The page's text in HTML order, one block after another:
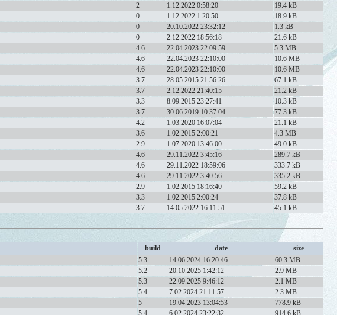
2 1.12.2022 0:58:20
19.4 kB
0 1.12.2022 1:20:50
18.9 kB
0 20.10.2022 23:32:12
1.3 kB
0 2.12.2022 18:56:18
21.6 kB
4.6 22.04.2023 22:09:59
5.3 MB
4.6 22.04.2023 22:10:00
10.6 MB
4.6 22.04.2023 22:10:00
10.6 MB
3.7 28.05.2015 21:56:26
67.1 kB
3.7 2.12.2022 21:40:15
21.2 kB
3.3 8.09.2015 23:27:41
10.3 kB
3.7 30.06.2019 10:37:04
77.3 kB
4.2 1.03.2020 16:07:04
21.1 kB
3.6 1.02.2015 2:00:21
4.3 MB
2.9 1.07.2020 13:46:00
49.0 kB
4.6 29.11.2022 3:45:16
289.7 kB
4.6 29.11.2022 18:59:06
333.7 kB
4.6 29.11.2022 3:40:56
335.2 kB
2.9 1.02.2015 18:16:40
59.2 kB
3.3 1.02.2015 2:00:24
37.8 kB
3.7 14.05.2022 16:11:51
45.1 kB
build date
size
5.3 14.06.2024 16:20:46
60.3 MB
5.2 20.10.2025 1:42:12
2.9 MB
5.3 22.09.2025 9:46:12
2.1 MB
5.4 7.02.2024 21:11:57
2.3 MB
5 19.04.2023 13:04:53
778.9 kB
5.4 6.02.2024 23:22:32
914.6 kB